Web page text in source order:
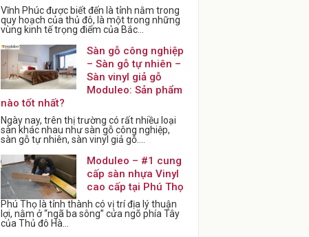
Vĩnh Phúc được biết đến là tỉnh nằm trong
quy hoạch của thủ đô, là một trong những
vùng kinh tế trọng điểm của Bắc...
Sàn gỗ công nghiệp
– Sàn gỗ tự nhiên –
Sàn vinyl giả gỗ
Moduleo: Sản phẩm
nào tốt nhất?
Ngày nay, trên thị trường có rất nhiều loại
sàn khác nhau như sàn gỗ công nghiệp,
sàn gỗ tự nhiên, sàn vinyl giả gỗ....
Moduleo – #1 cung
cấp sàn nhựa Vinyl
cao cấp tại Phú Thọ
Phú Thọ là tỉnh thành có vị trí địa lý thuận
lợi, nằm ở “ngã ba sông” cửa ngõ phía Tây
của Thủ đô Hà...